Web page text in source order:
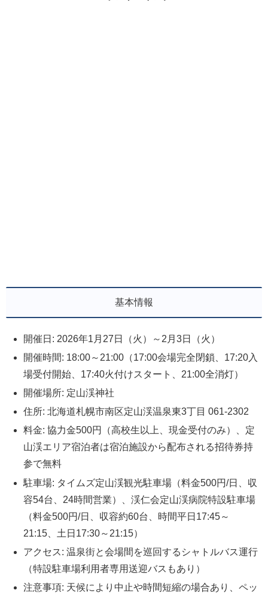
基本情報
開催日: 2026年1月27日（火）～2月3日（火）
開催時間: 18:00～21:00（17:00会場完全閉鎖、17:20入
場受付開始、17:40火付けスタート、21:00全消灯）
開催場所: 定山渓神社
住所: 北海道札幌市南区定山渓温泉東3丁目 061-2302
料金: 協力金500円（高校生以上、現金受付のみ）、定
山渓エリア宿泊者は宿泊施設から配布される招待券持
参で無料
駐車場: タイムズ定山渓観光駐車場（料金500円/日、収
容54台、24時間営業）、渓仁会定山渓病院特設駐車場
（料金500円/日、収容約60台、時間平日17:45～
21:15、土日17:30～21:15）
アクセス: 温泉街と会場間を巡回するシャトルバス運行
（特設駐車場利用者専用送迎バスもあり）
注意事項: 天候により中止や時間短縮の場合あり、ペッ